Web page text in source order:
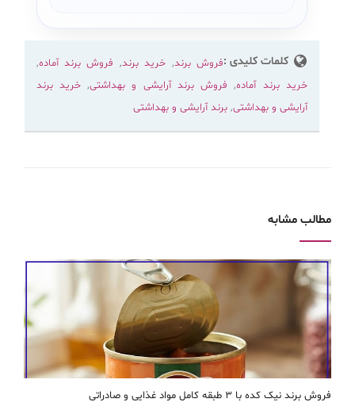
کلمات کلیدی :فروش برند, خرید برند, فروش برند آماده,
خرید برند آماده, فروش برند آرایشی و بهداشتی,خرید برند
آرایشی و بهداشتی, برند آرایشی و بهداشتی
مطالب مشابه
فروش برند نیک کده با ۳ طبقه کامل مواد غذایی و صادراتی